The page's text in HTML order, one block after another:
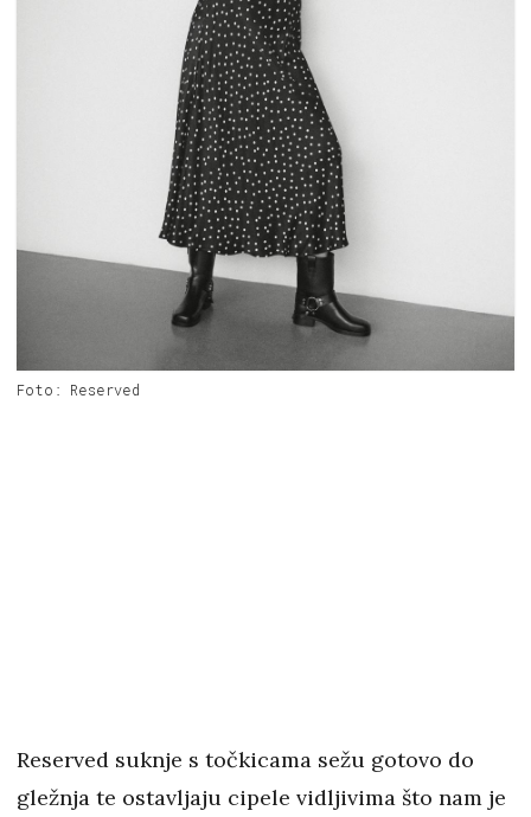
Foto: Reserved
Reserved suknje s točkicama sežu gotovo do
gležnja te ostavljaju cipele vidljivima što nam je